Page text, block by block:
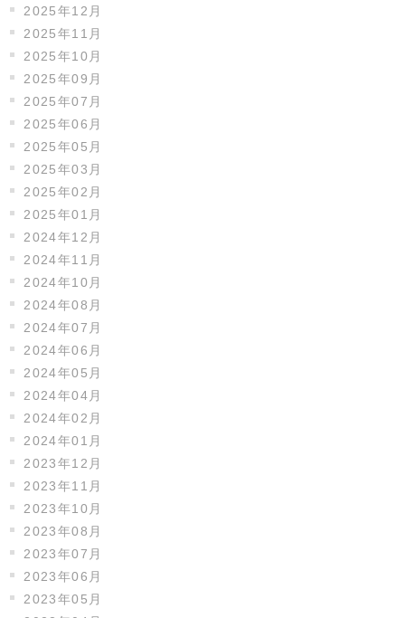
2025年12月
2025年11月
2025年10月
2025年09月
2025年07月
2025年06月
2025年05月
2025年03月
2025年02月
2025年01月
2024年12月
2024年11月
2024年10月
2024年08月
2024年07月
2024年06月
2024年05月
2024年04月
2024年02月
2024年01月
2023年12月
2023年11月
2023年10月
2023年08月
2023年07月
2023年06月
2023年05月